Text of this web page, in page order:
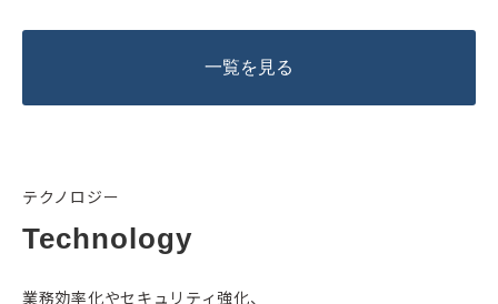
一覧を見る
テクノロジー
Technology
業務効率化やセキュリティ強化、